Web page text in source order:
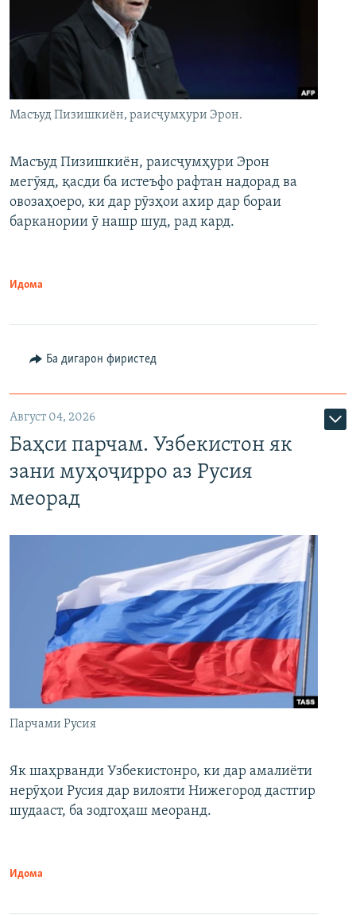
Масъуд Пизишкиён, раисҷумҳури Эрон.
Масъуд Пизишкиён, раисҷумҳури Эрон
мегӯяд, қасди ба истеъфо рафтан надорад ва
овозаҳоеро, ки дар рӯзҳои ахир дар бораи
барканории ӯ нашр шуд, рад кард.
Идома
Ба дигарон фиристед
Август 04, 2026
Баҳси парчам. Узбекистон як
зани муҳоҷирро аз Русия
меорад
Парчами Русия
Як шаҳрванди Узбекистонро, ки дар амалиёти
нерӯҳои Русия дар вилояти Нижегород дастгир
шудааст, ба зодгоҳаш меоранд.
Идома